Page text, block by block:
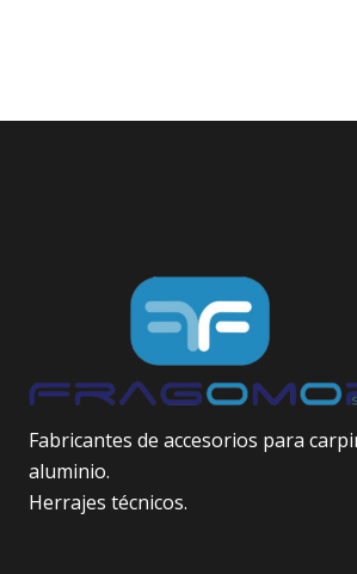
Fabricantes de accesorios para
aluminio.
Herrajes técnicos.